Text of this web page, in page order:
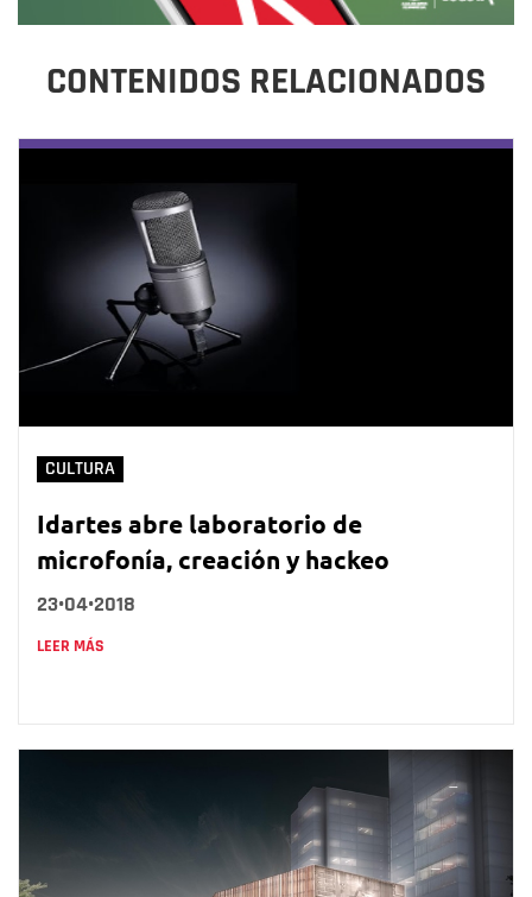
CONTENIDOS RELACIONADOS
CULTURA
Idartes abre laboratorio de
microfonía, creación y hackeo
23•04•2018
LEER MÁS